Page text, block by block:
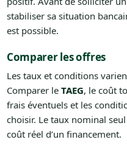
stabiliser sa situation
est possible.
Comparer les offres
Les taux et conditions
Comparer le TAEG, le coût
frais éventuels et les
choisir. Le taux nominal
coût réel d’un financement.